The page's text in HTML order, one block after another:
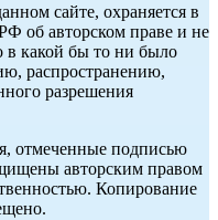
сайте, охраняется в
об авторском праве и не
в какой бы то ни было
распространению,
разрешения
отмеченные подписью
авторским правом
Копирование